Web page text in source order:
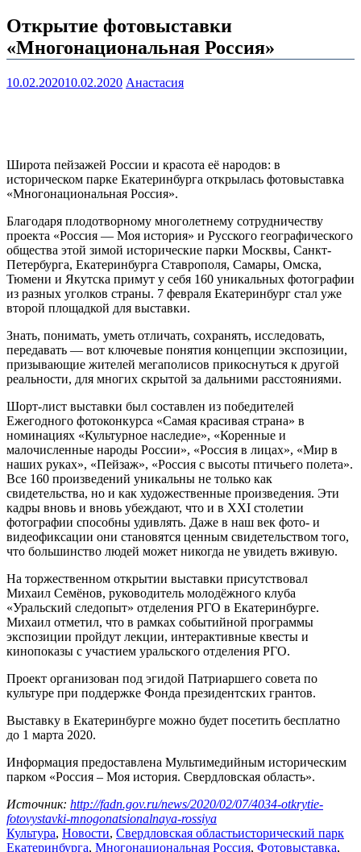
Открытие фотовыставки
«Многонациональная Россия»
10.02.202010.02.2020 Анастасия
Широта пейзажей России и красота её народов: в
историческом парке Екатеринбурга открылась фотовыставка
«Многонациональная Россия».
Благодаря плодотворному многолетнему сотрудничеству
проекта «Россия — Моя история» и Русского географического
общества этой зимой исторические парки Москвы, Санкт-
Петербурга, Екатеринбурга Ставрополя, Самары, Омска,
Тюмени и Якутска примут у себя 160 уникальных фотографии
из разных уголков страны. 7 февраля Екатеринбург стал уже
второй площадкой для выставки.
Знать, понимать, уметь отличать, сохранять, исследовать,
передавать — вот ключевые понятия концепции экспозиции,
призывающие жителей мегаполисов прикоснуться к другой
реальности, для многих скрытой за дальними расстояниями.
Шорт-лист выставки был составлен из победителей
Ежегодного фотоконкурса «Самая красивая страна» в
номинациях «Культурное наследие», «Коренные и
малочисленные народы России», «Россия в лицах», «Мир в
наших руках», «Пейзаж», «Россия с высоты птичьего полета».
Все 160 произведений уникальны не только как
свидетельства, но и как художественные произведения. Эти
кадры вновь и вновь убеждают, что и в XXI столетии
фотографии способны удивлять. Даже в наш век фото- и
видеофиксации они становятся ценным свидетельством того,
что большинство людей может никогда не увидеть вживую.
На торжественном открытии выставки присутствовал
Михаил Семёнов, руководитель молодёжного клуба
«Уральский следопыт» отделения РГО в Екатеринбурге.
Михаил отметил, что в рамках событийной программы
экспозиции пройдут лекции, интерактивные квесты и
кинопоказы с участием уральского отделения РГО.
Проект организован под эгидой Патриаршего совета по
культуре при поддержке Фонда президентских грантов.
Выставку в Екатеринбурге можно будет посетить бесплатно
до 1 марта 2020.
Информация предоставлена Мультимедийным историческим
парком «Россия – Моя история. Свердловская область».
Источник: http://fadn.gov.ru/news/2020/02/07/4034-otkrytie-
fotovystavki-mnogonatsionalnaya-rossiya
Культура, Новости, Свердловская областьисторический парк
Екатеринбурга, Многонациональная Россия, Фотовыставка,